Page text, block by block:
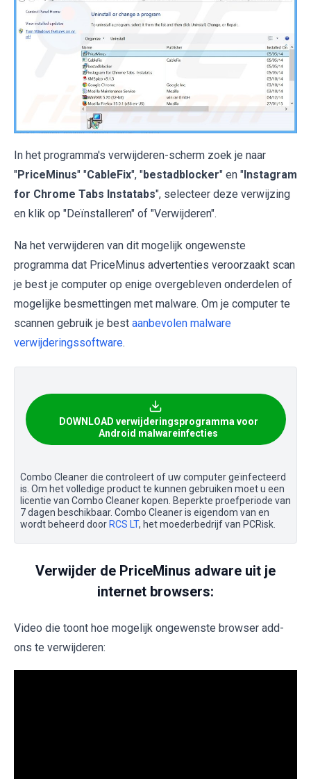
In het programma's verwijderen-scherm zoek je naar
"PriceMinus" "CableFix", "bestadblocker" en "Instagram
for Chrome Tabs Instatabs", selecteer deze verwijzing
en klik op "Deïnstalleren" of "Verwijderen".
Na het verwijderen van dit mogelijk ongewenste
programma dat PriceMinus advertenties veroorzaakt scan
je best je computer op enige overgebleven onderdelen of
mogelijke besmettingen met malware. Om je computer te
scannen gebruik je best aanbevolen malware
verwijderingssoftware.
DOWNLOAD verwijderingsprogramma voor
Android malwareinfecties
Combo Cleaner die controleert of uw computer geïnfecteerd
is. Om het volledige product te kunnen gebruiken moet u een
licentie van Combo Cleaner kopen. Beperkte proefperiode van
7 dagen beschikbaar. Combo Cleaner is eigendom van en
wordt beheerd door RCS LT, het moederbedrijf van PCRisk.
Verwijder de PriceMinus adware uit je
internet browsers:
Video die toont hoe mogelijk ongewenste browser add-
ons te verwijderen: